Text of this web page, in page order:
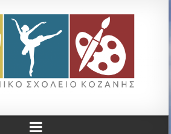
ΓΥΜΝΑΣΙΟ
ΚΟΖΑΝΗΣ